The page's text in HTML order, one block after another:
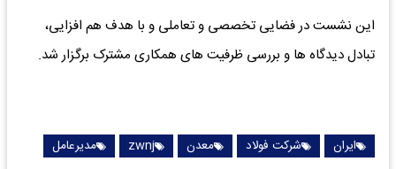
این نشست در فضایی تخصصی و تعاملی و با هدف هم‌ افزایی،
تبادل دیدگاه‌ ها و بررسی ظرفیت‌ های همکاری مشترک برگزار شد.
ایران شرکت فولاد معدن zwnj مدیرعامل